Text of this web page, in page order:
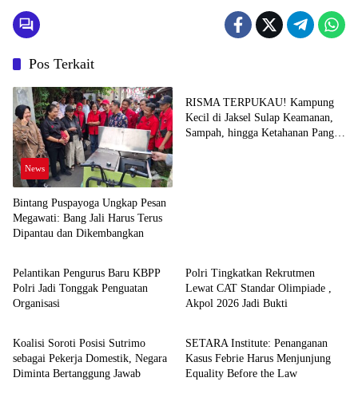
Pos Terkait
News
Bintang Puspayoga Ungkap Pesan
Megawati: Bang Jali Harus Terus
Dipantau dan Dikembangkan
RISMA TERPUKAU! Kampung
Kecil di Jaksel Sulap Keamanan,
Sampah, hingga Ketahanan Pangan
News
Pelantikan Pengurus Baru KBPP
Polri Jadi Tonggak Penguatan
Organisasi
Polri Tingkatkan Rekrutmen
Lewat CAT Standar Olimpiade ,
Akpol 2026 Jadi Bukti
News
Koalisi Soroti Posisi Sutrimo
sebagai Pekerja Domestik, Negara
Diminta Bertanggung Jawab
News
SETARA Institute: Penanganan
Kasus Febrie Harus Menjunjung
Equality Before the Law